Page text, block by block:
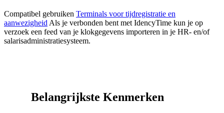
Compatibel gebruiken Terminals voor tijdregistratie en
aanwezigheid Als je verbonden bent met IdencyTime kun je op
verzoek een feed van je klokgegevens importeren in je HR- en/of
salarisadministratiesysteem.
Belangrijkste Kenmerken